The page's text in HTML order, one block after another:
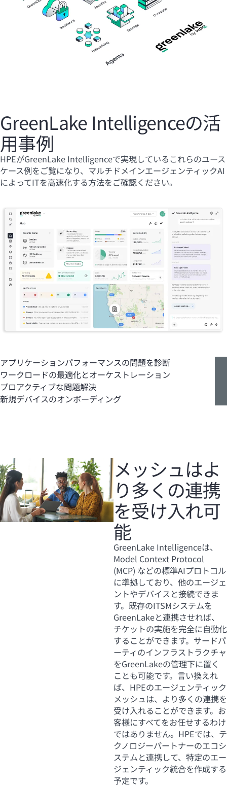
GreenLake Intelligenceの活
用事例
HPEがGreenLake Intelligenceで実現しているこれらのユース
ケース例をご覧になり、マルチドメインエージェンティックAI
によってITを高速化する方法をご確認ください。
アプリケーションパフォーマンスの問題を診断
ワークロードの最適化とオーケストレーション
プロアクティブな問題解決
新規デバイスのオンボーディング
メッシュはよ
り多くの連携
を受け入れ可
能
GreenLake Intelligenceは、
Model Context Protocol
(MCP) などの標準AIプロトコル
に準拠しており、他のエージェ
ントやデバイスと接続できま
す。既存のITSMシステムを
GreenLakeと連携させれば、
チケットの実施を完全に自動化
することができます。サードパ
ーティのインフラストラクチャ
をGreenLakeの管理下に置く
ことも可能です。言い換えれ
ば、HPEのエージェンティック
メッシュは、より多くの連携を
受け入れることができます。お
客様にすべてをお任せするわけ
ではありません。HPEでは、テ
クノロジーパートナーのエコシ
ステムと連携して、特定のエー
ジェンティック統合を作成する
予定です。